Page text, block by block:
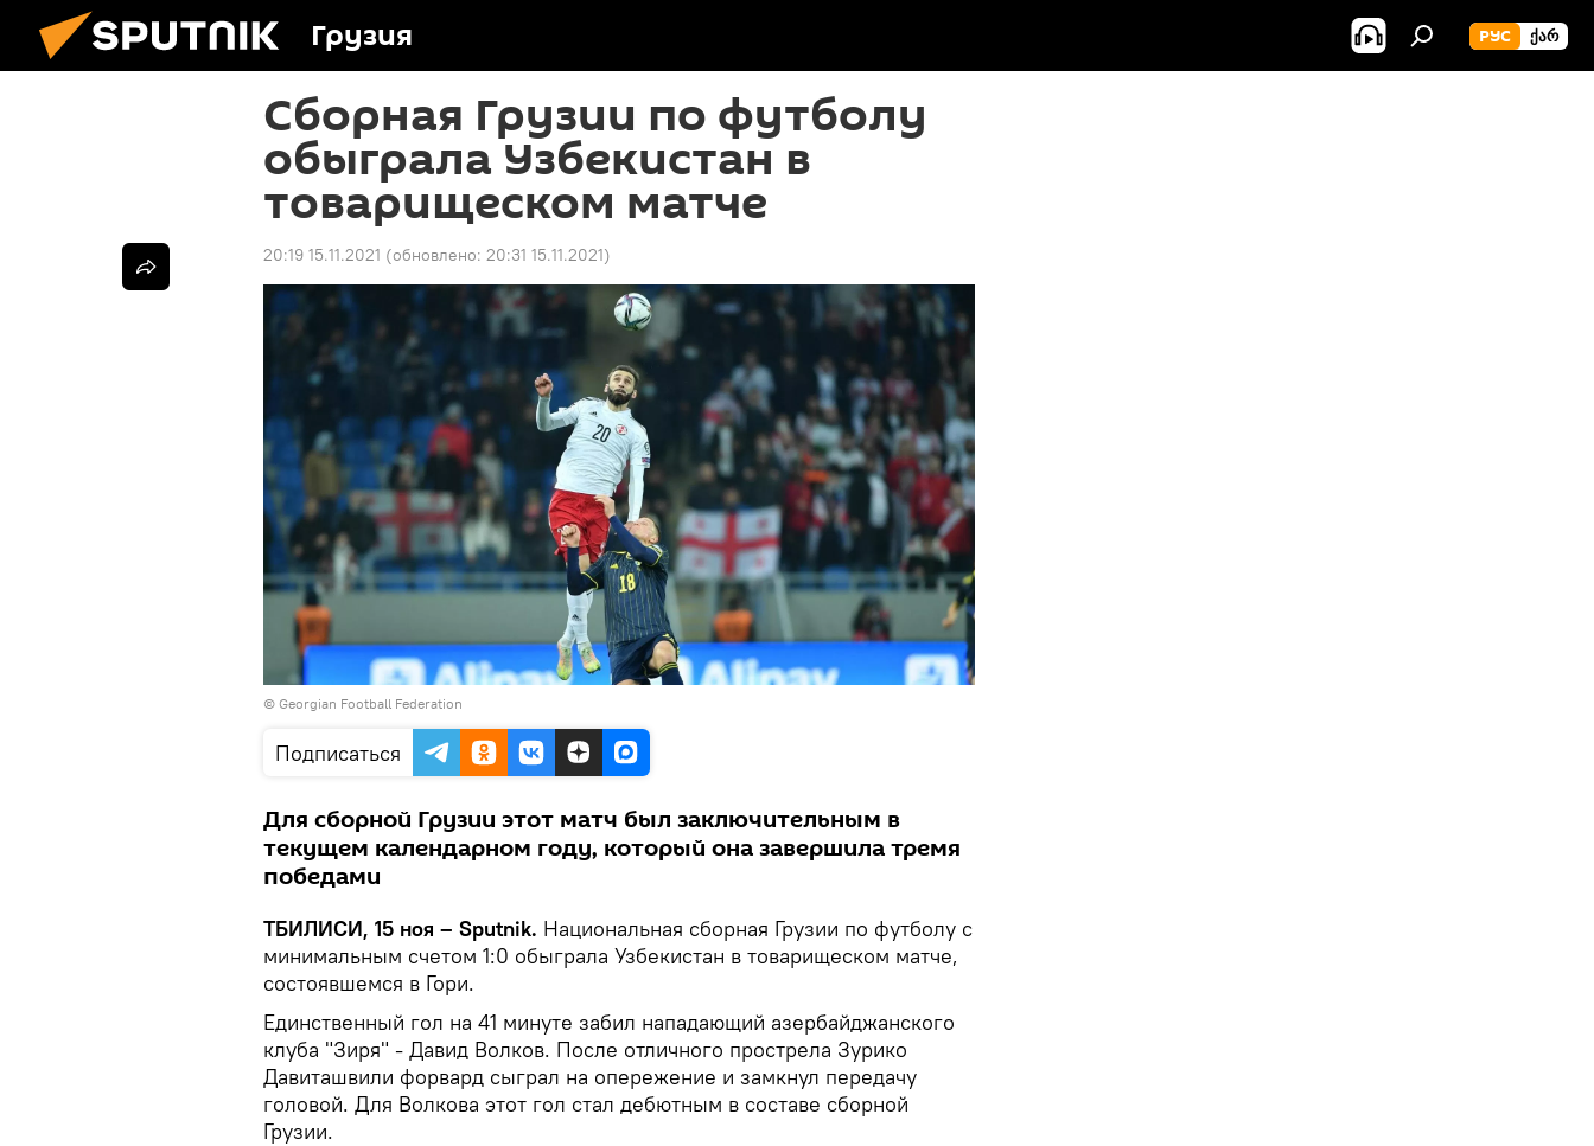
Грузия РУС ᲥᲐᲠ
Сборная Грузии по футболу
обыграла Узбекистан в
товарищеском матче
20:19 15.11.2021 (обновлено: 20:31 15.11.2021)
© Georgian Football Federation
Подписаться
Для сборной Грузии этот матч был заключительным в
текущем календарном году, который она завершила тремя
победами
ТБИЛИСИ, 15 ноя – Sputnik. Национальная сборная Грузии по футболу с
минимальным счетом 1:0 обыграла Узбекистан в товарищеском матче,
состоявшемся в Гори.
Единственный гол на 41 минуте забил нападающий азербайджанского
клуба "Зиря" - Давид Волков. После отличного прострела Зурико
Давиташвили форвард сыграл на опережение и замкнул передачу
головой. Для Волкова этот гол стал дебютным в составе сборной
Грузии.